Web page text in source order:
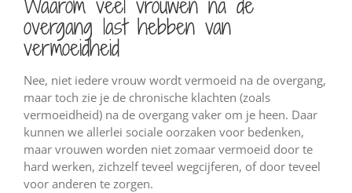
overgang last hebben van
vermoeidheid
Nee, niet iedere vrouw wordt vermoeid na de overgang,
maar toch zie je de chronische klachten (zoals
vermoeidheid) na de overgang vaker om je heen. Daar
kunnen we allerlei sociale oorzaken voor bedenken,
maar vrouwen worden niet zomaar vermoeid door te
hard werken, zichzelf teveel wegcijferen, of door teveel
voor anderen te zorgen.